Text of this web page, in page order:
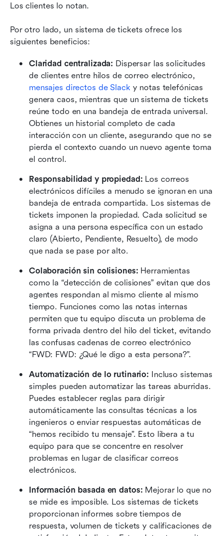
Los clientes lo notan.
Por otro lado, un sistema de tickets ofrece los
siguientes beneficios:
Claridad centralizada: Dispersar las solicitudes
mensajes directos de Slack y notas telefónicas
genera caos, mientras que un sistema de tickets
reúne todo en una bandeja de entrada universal.
Obtienes un historial completo de cada
interacción con un cliente, asegurando que no se
pierda el contexto cuando un nuevo agente toma
el control.
Responsabilidad y propiedad: Los correos
electrónicos difíciles a menudo se ignoran en una
bandeja de entrada compartida. Los sistemas de
tickets imponen la propiedad. Cada solicitud se
asigna a una persona específica con un estado
claro (Abierto, Pendiente, Resuelto), de modo
que nada se pase por alto.
Colaboración sin colisiones: Herramientas
como la “detección de colisiones” evitan que dos
agentes respondan al mismo cliente al mismo
tiempo. Funciones como las notas internas
permiten que tu equipo discuta un problema de
forma privada dentro del hilo del ticket, evitando
las confusas cadenas de correo electrónico
“FWD: FWD: ¿Qué le digo a esta persona?”.
Automatización de lo rutinario: Incluso sistemas
simples pueden automatizar las tareas aburridas.
Puedes establecer reglas para dirigir
automáticamente las consultas técnicas a los
ingenieros o enviar respuestas automáticas de
“hemos recibido tu mensaje”. Esto libera a tu
equipo para que se concentre en resolver
problemas en lugar de clasificar correos
electrónicos.
Información basada en datos: Mejorar lo que no
se mide es imposible. Los sistemas de tickets
proporcionan informes sobre tiempos de
respuesta, volumen de tickets y calificaciones de